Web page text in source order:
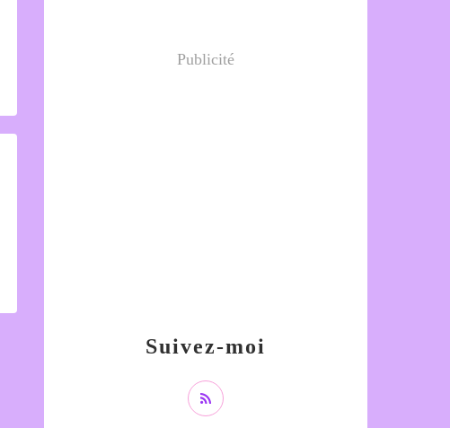
Suivez-moi
Publicité